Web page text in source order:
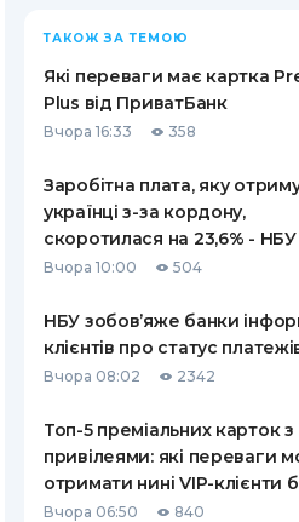
ТАКОЖ ЗА ТЕМОЮ
Які переваги має картка
Plus від ПриватБанк
Вчора 16:33 358
Заробітна плата, яку
українці з-за кордону,
скоротилася на 23,6% - НБУ
Вчора 10:00 504
НБУ зобов’яже банки
клієнтів про статус
Вчора 08:02 2342
Топ-5 преміальних карток з
привілеями: які переваги
отримати нині VIP-клієнти
Вчора 06:50 840